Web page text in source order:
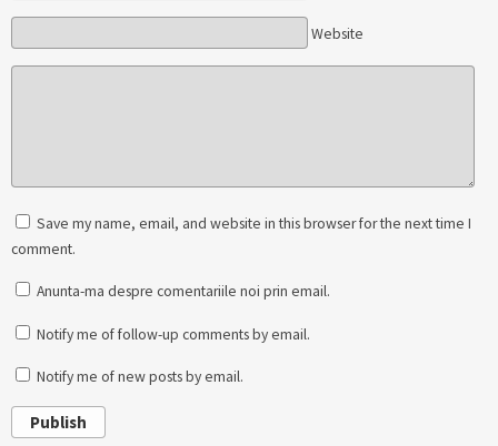
Website
Save my name, email, and website in this browser for the next time I
comment.
Anunta-ma despre comentariile noi prin email.
Notify me of follow-up comments by email.
Notify me of new posts by email.
Publish